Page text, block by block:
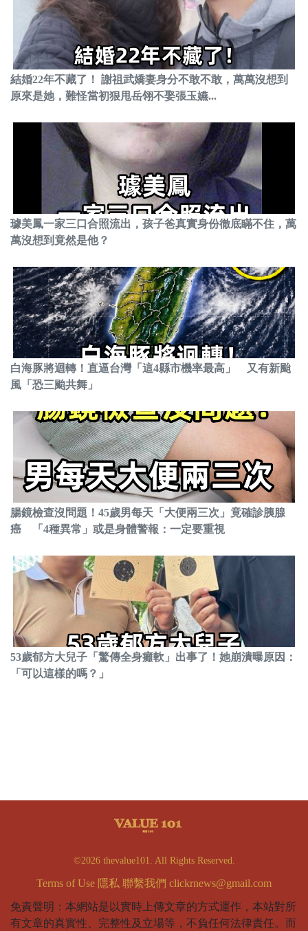
結婚22年不藏了！ 謝祖武嬌妻身分不敢不敢，萬萬沒想到
原來是她，難怪當初狠甩岳翎不娶張玉嬿...
璩美鳳一家三口合照流出，孩子爸真實身份徹底瞞不住，萬
萬沒想到竟然是他？
白海豚將迴轉！直逼台灣「這4縣市機率最高」 又有新颱
風「恐三颱共舞」
腸鏡檢查沒問題！45歲男每天「大便兩三次」竟確診胰腺
癌 「4種異常」或是身體警報：一定要重視
53歲郁方大兒子「驚傳全身癱軟」出事了！她崩潰曝原因：
「可以這樣的嗎？」
©2026 thevalue101. All Rights Reserved.
Terms of Use 隱私 聯繫我們 clickrnews@gmail.com
免責聲明：本網站是以實時上傳文章的方式運作，本站對所
有文章的真實性、完整性及立場等，不負任何法律責任。而